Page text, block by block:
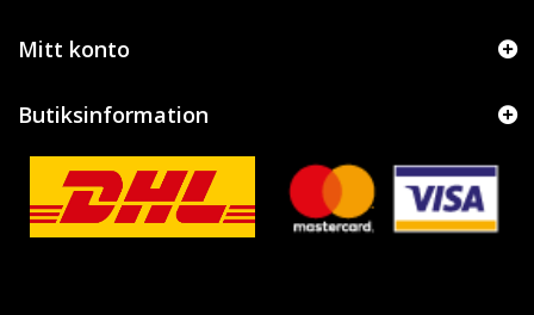
Mitt konto
Butiksinformation